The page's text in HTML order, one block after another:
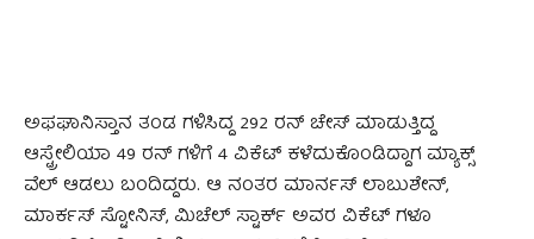
ಅಫಘಾನಿಸ್ತಾನ ತಂಡ ಗಳಿಸಿದ್ದ 292 ರನ್ ಚೇಸ್ ಮಾಡುತ್ತಿದ್ದ
ಆಸ್ಟ್ರೇಲಿಯಾ 49 ರನ್ ಗಳಿಗೆ 4 ವಿಕೆಟ್ ಕಳೆದುಕೊಂಡಿದ್ದಾಗ ಮ್ಯಾಕ್ಸ್
ವೆಲ್ ಆಡಲು ಬಂದಿದ್ದರು. ಆ ನಂತರ ಮಾರ್ನಸ್ ಲಾಬುಶೇನ್,
ಮಾರ್ಕಸ್ ಸ್ಟೋನಿಸ್, ಮಿಚೆಲ್ ಸ್ಟಾ‍ರ್ಕ್ ಅವರ ವಿಕೆಟ್ ಗಳೂ